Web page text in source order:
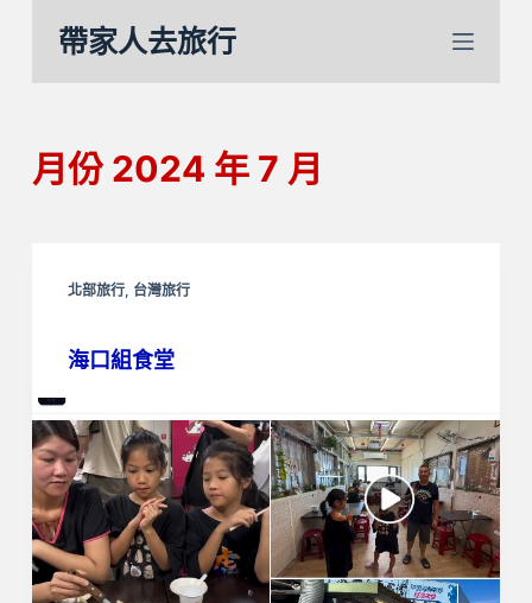
內
容
帶家人去旅行
月份2024 年 7 月
北部旅行, 台灣旅行
海口組食堂